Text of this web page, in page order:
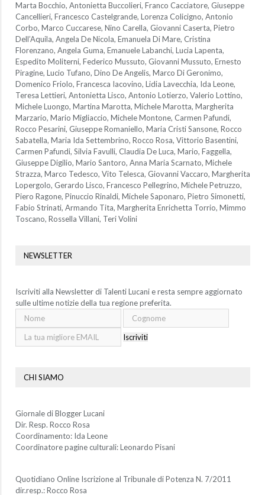
Marta Bocchio, Antonietta Buccolieri, Franco Cacciatore, Giuseppe
Cancellieri, Francesco Castelgrande, Lorenza Colicigno, Antonio
Corbo, Marco Cuccarese, Nino Carella, Giovanni Caserta, Pietro
Dell’Aquila, Angela De Nicola, Emanuela Di Mare, Cristina
Florenzano, Angela Guma, Emanuele Labanchi, Lucia Lapenta,
Espedito Moliterni, Federico Mussuto, Giovanni Mussuto, Ernesto
Piragine, Lucio Tufano, Dino De Angelis, Marco Di Geronimo,
Domenico Friolo, Francesca Iacovino, Lidia Lavecchia, Ida Leone,
Teresa Lettieri, Antonietta Lisco, Antonio Lotierzo, Valerio Lottino,
Michele Luongo, Martina Marotta, Michele Marotta, Margherita
Marzario, Mario Migliaccio, Michele Montone, Carmen Pafundi,
Rocco Pesarini, Giuseppe Romaniello, Maria Cristi Sansone, Rocco
Sabatella, Maria Ida Settembrino, Rocco Rosa, Vittorio Basentini,
Carmen Pafundi, Silvia Favulli, Claudia De Luca, Mario, Faggella,
Giuseppe Digilio, Mario Santoro, Anna Maria Scarnato, Michele
Strazza, Marco Tedesco, Vito Telesca, Giovanni Vaccaro, Margherita
Lopergolo, Gerardo Lisco, Francesco Pellegrino, Michele Petruzzo,
Piero Ragone, Pinuccio Rinaldi, Michele Saponaro, Pietro Simonetti,
Fabio Strinati, Armando Tita, Margherita Enrichetta Torrio, Mimmo
Toscano, Rossella Villani, Teri Volini
NEWSLETTER
Iscriviti alla Newsletter di Talenti Lucani e resta sempre aggiornato
sulle ultime notizie della tua regione preferita.
Iscriviti
CHI SIAMO
Giornale di Blogger Lucani
Dir. Resp. Rocco Rosa
Coordinamento: Ida Leone
Coordinatore pagine culturali: Leonardo Pisani
Quotidiano Online Iscrizione al Tribunale di Potenza N. 7/2011
dir.resp.: Rocco Rosa